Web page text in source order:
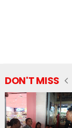
DON'T MISS